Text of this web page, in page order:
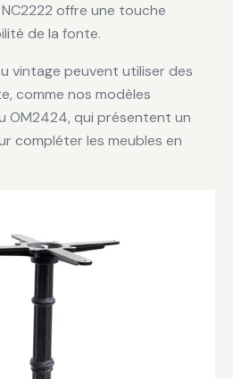
offre une touche
de la fonte.
vintage peuvent utiliser des
comme nos modèles
OM2424, qui présentent un
compléter les meubles en